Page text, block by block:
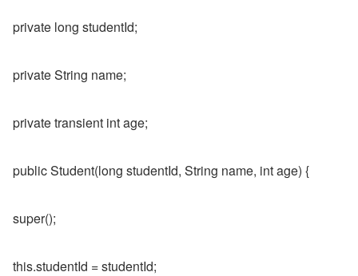
private long studentId;
private String name;
private transient int age;
public Student(long studentId, String name, int age) {
super();
this.studentId = studentId;